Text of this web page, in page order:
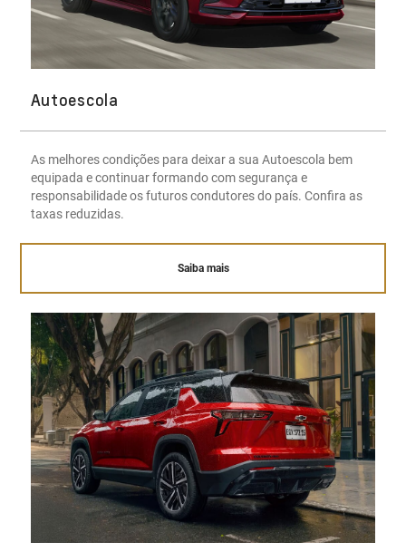
Autoescola
As melhores condições para deixar a sua Autoescola bem
equipada e continuar formando com segurança e
responsabilidade os futuros condutores do país. Confira as
taxas reduzidas.
Saiba mais